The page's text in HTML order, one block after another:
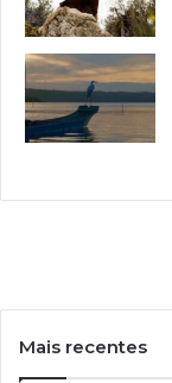
Mais recentes